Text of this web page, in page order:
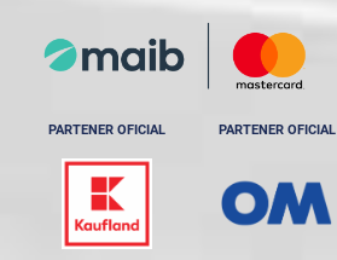
PARTENER OFICIAL PARTENER OFICIAL